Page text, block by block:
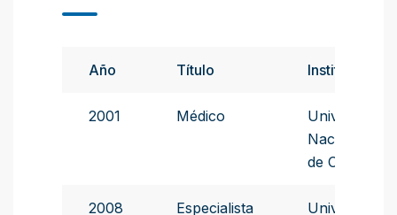
Año Título Instituto
2001 Médico
Universidad
Nacional
de Córdoba
2008 Especialista Universidad